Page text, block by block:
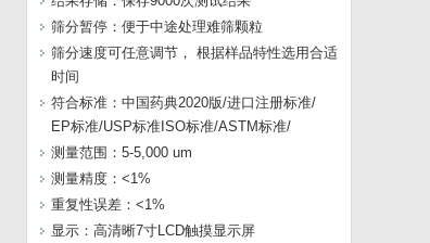
筛分暂停：便于中途处理难筛颗粒
筛分速度可任意调节， 根据样品特性选用合适
时间
符合标准：中国药典2020版/进口注册标准/
EP标准/USP标准ISO标准/ASTM标准/
测量范围：5-5,000 um
测量精度：<1%
重复性误差：<1%
显示：高清晰7寸LCD触摸显示屏